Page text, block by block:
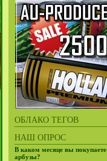
ОБЛАКО ТЕГОВ
НАШ ОПРОС
В каком месяце вы покупаете
арбузы?